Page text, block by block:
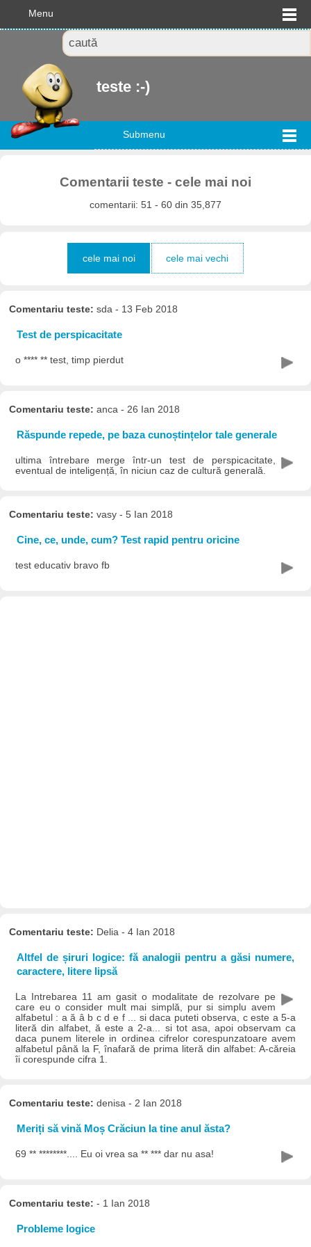
Menu
teste :-)
Submenu
Comentarii teste - cele mai noi
comentarii: 51 - 60 din 35,877
cele mai noi cele mai vechi
Comentariu teste: sda - 13 Feb 2018
Test de perspicacitate
o **** ** test, timp pierdut
Comentariu teste: anca - 26 Ian 2018
Răspunde repede, pe baza cunoștințelor tale generale
ultima întrebare merge într-un test de perspicacitate,
eventual de inteligență, în niciun caz de cultură generală.
Comentariu teste: vasy - 5 Ian 2018
Cine, ce, unde, cum? Test rapid pentru oricine
test educativ bravo fb
Comentariu teste: Delia - 4 Ian 2018
Altfel de șiruri logice: fă analogii pentru a găsi numere,
caractere, litere lipsă
La Intrebarea 11 am gasit o modalitate de rezolvare pe
care eu o consider mult mai simplă, pur si simplu avem
alfabetul : a ă â b c d e f ... si daca puteti observa, c este a 5-a
literă din alfabet, ă este a 2-a... si tot asa, apoi observam ca
daca punem literele in ordinea cifrelor corespunzatoare avem
alfabetul până la F, înafară de prima literă din alfabet: A-căreia
îi corespunde cifra 1.
Comentariu teste: denisa - 2 Ian 2018
Meriți să vină Moș Crăciun la tine anul ăsta?
69 ** ********.... Eu oi vrea sa ** *** dar nu asa!
Comentariu teste: - 1 Ian 2018
Probleme logice